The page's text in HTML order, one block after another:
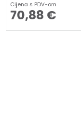
Cijena s PDV-om
70,88 €